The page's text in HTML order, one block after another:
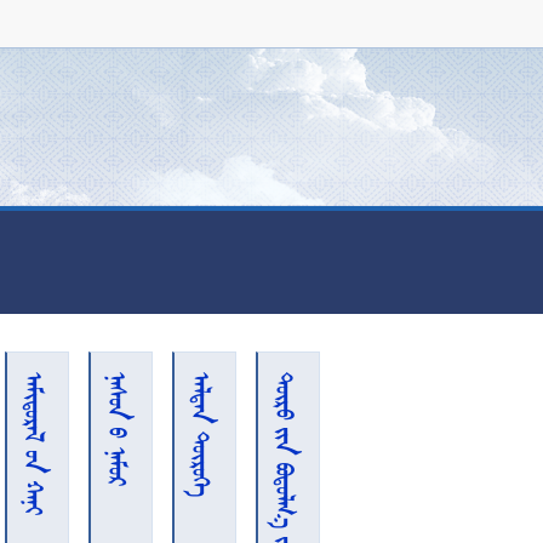
       